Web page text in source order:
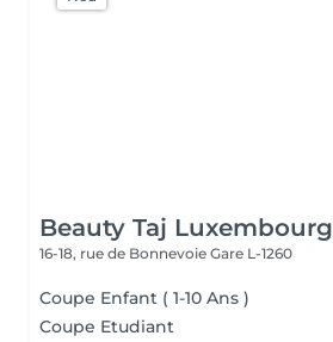
Beauty Taj Luxembourg
16-18, rue de Bonnevoie Gare L-1260
Coupe Enfant ( 1-10 Ans )
Coupe Etudiant